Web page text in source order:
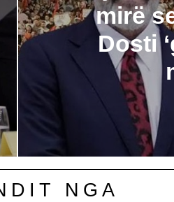
mirë
Dosti
NGA